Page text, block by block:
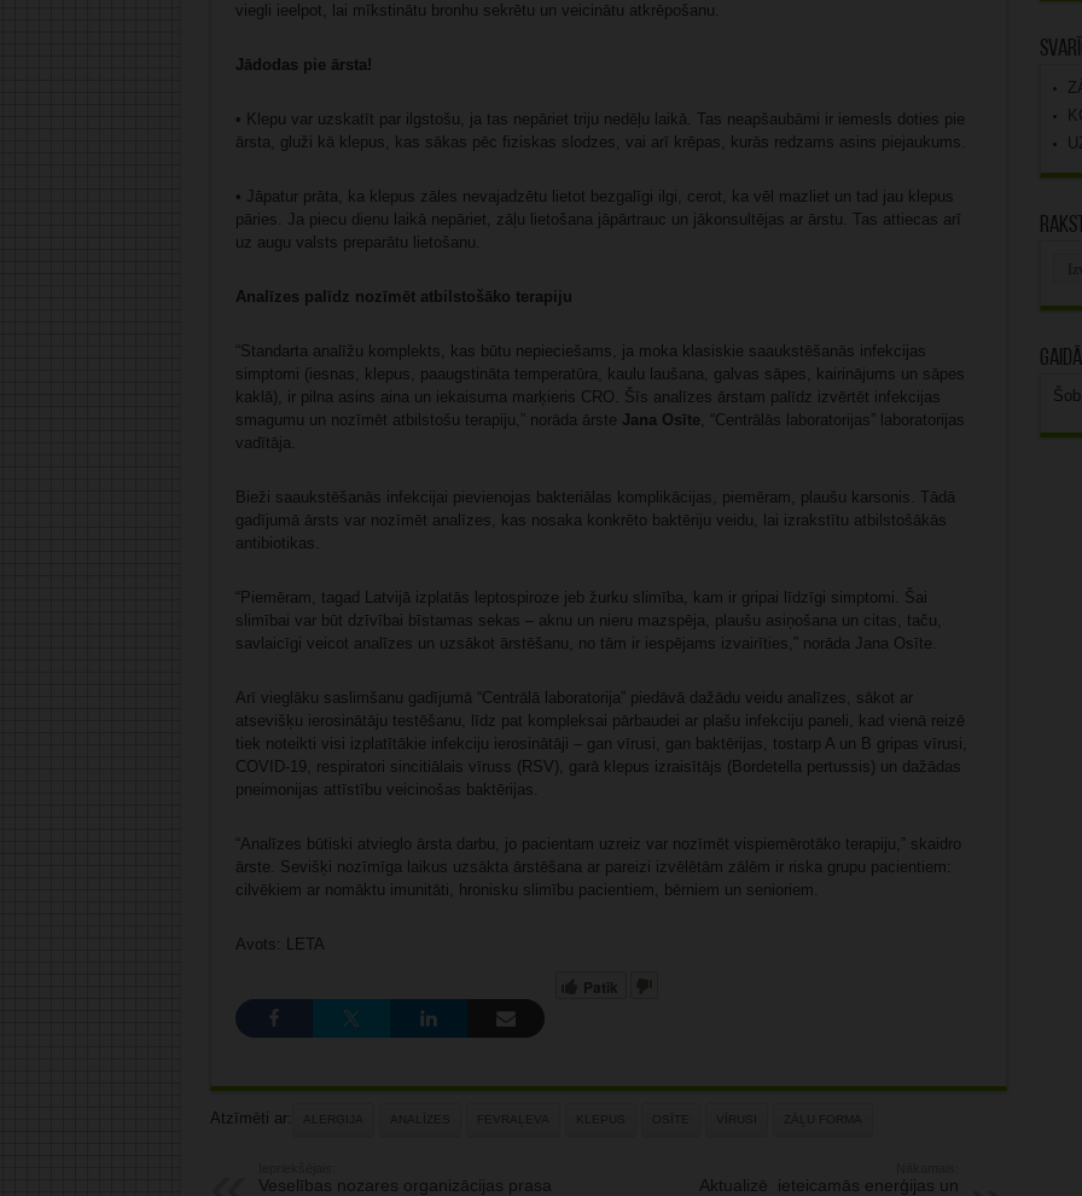
viegli ieelpot, lai mīkstinātu bronhu sekrētu un veicinātu atkrēpošanu.
Jādodas pie ārsta!
• Klepu var uzskatīt par ilgstošu, ja tas nepāriet triju nedēļu laikā. Tas neapšaubāmi ir iemesls doties pie
ārsta, gluži kā klepus, kas sākas pēc fiziskas slodzes, vai arī krēpas, kurās redzams asins piejaukums.
• Jāpatur prāta, ka klepus zāles nevajadzētu lietot bezgalīgi ilgi, cerot, ka vēl mazliet un tad jau klepus
pāries. Ja piecu dienu laikā nepāriet, zāļu lietošana jāpārtrauc un jākonsultējas ar ārstu. Tas attiecas arī
uz augu valsts preparātu lietošanu.
Analīzes palīdz nozīmēt atbilstošāko terapiju
“Standarta analīžu komplekts, kas būtu nepieciešams, ja moka klasiskie saaukstēšanās infekcijas
simptomi (iesnas, klepus, paaugstināta temperatūra, kaulu laušana, galvas sāpes, kairinājums un sāpes
kaklā), ir pilna asins aina un iekaisuma marķieris CRO. Šīs analīzes ārstam palīdz izvērtēt infekcijas
smagumu un nozīmēt atbilstošu terapiju,” norāda ārste Jana Osīte, “Centrālās laboratorijas” laboratorijas
vadītāja.
Bieži saaukstēšanās infekcijai pievienojas bakteriālas komplikācijas, piemēram, plaušu karsonis. Tādā
gadījumā ārsts var nozīmēt analīzes, kas nosaka konkrēto baktēriju veidu, lai izrakstītu atbilstošākās
antibiotikas.
“Piemēram, tagad Latvijā izplatās leptospiroze jeb žurku slimība, kam ir gripai līdzīgi simptomi. Šai
slimībai var būt dzīvībai bīstamas sekas – aknu un nieru mazspēja, plaušu asiņošana un citas, taču,
savlaicīgi veicot analīzes un uzsākot ārstēšanu, no tām ir iespējams izvairīties,” norāda Jana Osīte.
Arī vieglāku saslimšanu gadījumā “Centrālā laboratorija” piedāvā dažādu veidu analīzes, sākot ar
atsevišķu ierosinātāju testēšanu, līdz pat kompleksai pārbaudei ar plašu infekciju paneli, kad vienā reizē
tiek noteikti visi izplatītākie infekciju ierosinātāji – gan vīrusi, gan baktērijas, tostarp A un B gripas vīrusi,
COVID-19, respiratori sincitiālais vīruss (RSV), garā klepus izraisītājs (Bordetella pertussis) un dažādas
pneimonijas attīstību veicinošas baktērijas.
“Analīzes būtiski atvieglo ārsta darbu, jo pacientam uzreiz var nozīmēt vispiemērotāko terapiju,” skaidro
ārste. Sevišķi nozīmīga laikus uzsākta ārstēšana ar pareizi izvēlētām zālēm ir riska grupu pacientiem:
cilvēkiem ar nomāktu imunitāti, hronisku slimību pacientiem, bērniem un senioriem.
Avots: LETA
Patīk
Atzīmēti ar: ALERĢIJA ANALĪZES FEVRAĻEVA VĪRUSI ZĀĻU FORMA
Veselības nozares organizācijas prasa
Aktualizē ieteicamās enerģijas un